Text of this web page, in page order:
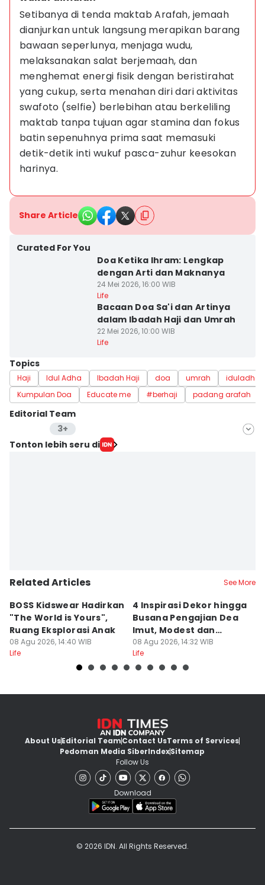
Setibanya di tenda maktab Arafah, jemaah
dianjurkan untuk langsung merapikan barang
bawaan seperlunya, menjaga wudu,
melaksanakan salat berjemaah, dan
menghemat energi fisik dengan beristirahat
yang cukup, serta menahan diri dari aktivitas
swafoto (selfie) berlebihan atau berkeliling
maktab tanpa tujuan agar stamina dan fokus
batin sepenuhnya prima saat memasuki
detik-detik inti wukuf pasca-zuhur keesokan
harinya.
Share Article
Curated For You
Doa Ketika Ihram: Lengkap
dengan Arti dan Maknanya
24 Mei 2026, 16:00 WIB
Life
Bacaan Doa Sa'i dan Artinya
dalam Ibadah Haji dan Umrah
22 Mei 2026, 10:00 WIB
Life
Topics
Haji Idul Adha Ibadah Haji doa umrah
iduladha
Kumpulan Doa
Educate me #berhaji padang arafah
Editorial Team
3+
Editor
Editor
Editor
Delvia Y Oktaviani
Retno Rahayu
Tonton lebih seru di
Related Articles See More
BOSS Kidswear Hadirkan
"The World is Yours",
Ruang Eksplorasi Anak
08 Agu 2026, 14:40 WIB
Life
4 Inspirasi Dekor hingga
Busana Pengajian Dea
Imut, Modest dan
Anggun!
08 Agu 2026, 14:32 WIB
Life
About UsEditorial TeamContact UsTerms of Services
Pedoman Media SiberIndexSitemap
Follow Us
Download
© 2026 IDN. All Rights Reserved.